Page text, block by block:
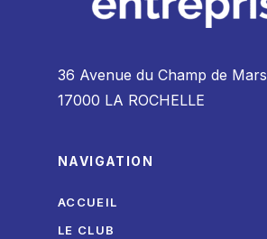
36 Avenue du Champ de Mars
17000 LA ROCHELLE
NAVIGATION
ACCUEIL
LE CLUB